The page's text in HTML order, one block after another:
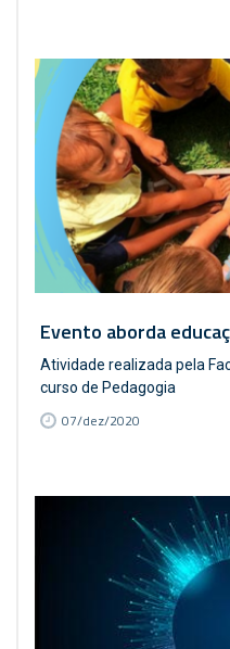
Evento aborda
Atividade realizada pela
curso de Pedagogia
07/dez/2020